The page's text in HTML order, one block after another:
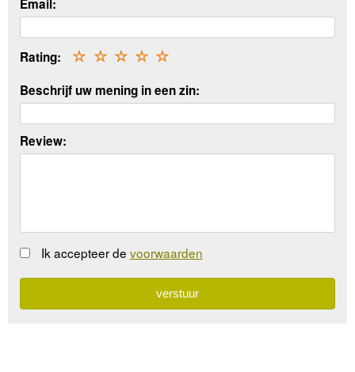
Email:
Rating: ☆
☆
☆
☆
☆
Beschrijf uw mening in een zin:
Review:
Ik accepteer de voorwaarden